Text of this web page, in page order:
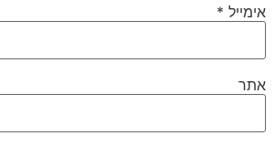
אימייל *
אתר